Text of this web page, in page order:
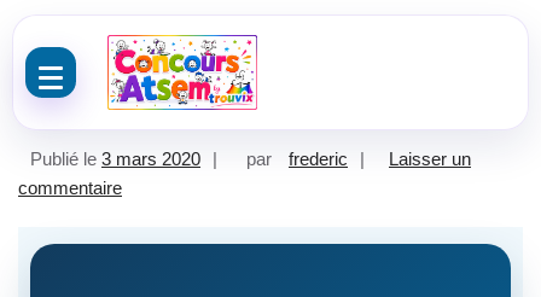
Aller au contenu
Publié le 3 mars 2020 par frederic
Laisser un
commentairesur Offre emploi animatrices atsem